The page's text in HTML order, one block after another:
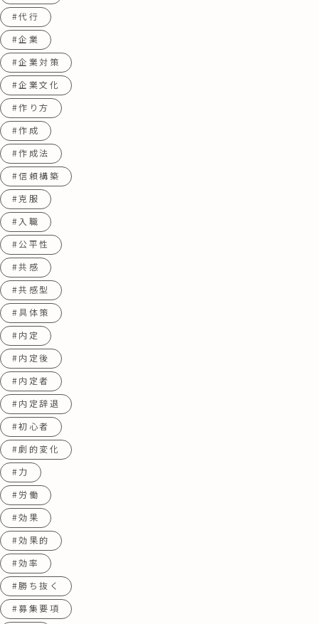
#代行
#企業
#企業対策
#企業文化
#作り方
#作成
#作成法
#信頼構築
#克服
#入職
#公平性
#共感
#共感型
#具体策
#内定
#内定後
#内定者
#内定辞退
#初心者
#劇的変化
#力
#労働
#効果
#効果的
#効率
#勝ち抜く
#募集要項